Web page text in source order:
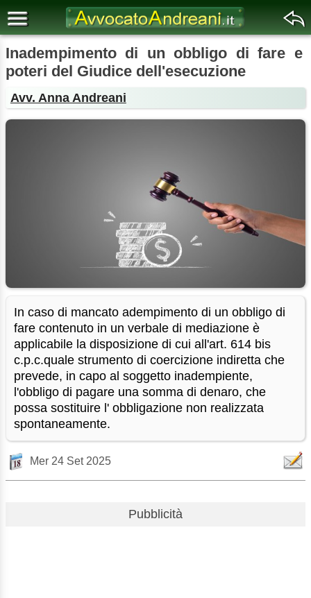
Inadempimento di un obbligo di fare e
poteri del Giudice dell'esecuzione
Avv. Anna Andreani
In caso di mancato adempimento di un obbligo di
fare contenuto in un verbale di mediazione è
applicabile la disposizione di cui all'art. 614 bis
c.p.c.quale strumento di coercizione indiretta che
prevede, in capo al soggetto inadempiente,
l'obbligo di pagare una somma di denaro, che
possa sostituire l' obbligazione non realizzata
spontaneamente.
Mer 24 Set 2025
Pubblicità